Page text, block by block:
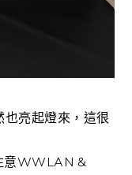
亮起燈來，這很
意WWLAN &